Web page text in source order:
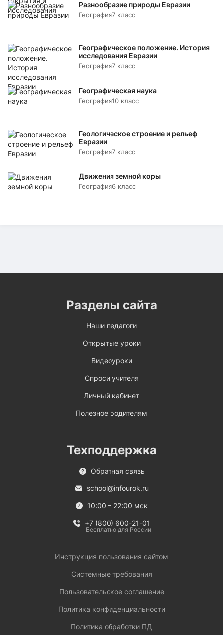
Разнообразие природы Евразии
География7 класс
Географическое положение. История
исследования Евразии
География7 класс
Географическая наука
География10 класс
Геологическое строение и рельеф
Евразии
География7 класс
Движения земной коры
География6 класс
Разделы сайта
Наши педагоги
Открытые уроки
Видеоуроки
Спроси учителя
Личный кабинет
Полезное родителям
Техподдержка
Обратная связь
school@infourok.ru
10:00 – 22:00 мск
+7 (800) 600-21-01
Бесплатно для России
Инструкция пользования сайтом
Системные требования
Пользовательское соглашение
Политика конфиденциальности
Политика обработки ПД